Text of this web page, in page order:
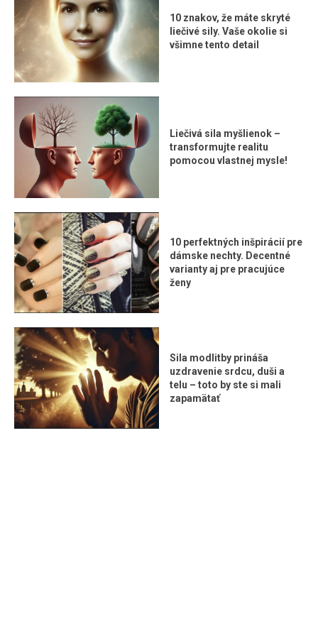
10 znakov, že máte skryté
liečivé sily. Vaše okolie si
všimne tento detail
Liečivá sila myšlienok –
transformujte realitu
pomocou vlastnej mysle!
10 perfektných inšpirácií pre
dámske nechty. Decentné
varianty aj pre pracujúce
ženy
Sila modlitby prináša
uzdravenie srdcu, duši a
telu – toto by ste si mali
zapamätať